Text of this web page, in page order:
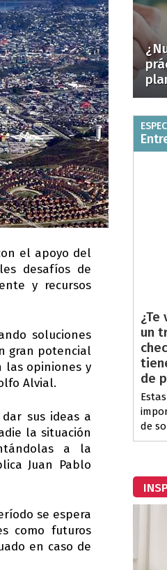
el apoyo del
desafíos de
y recursos
soluciones
gran potencial
las opiniones y
Alvial.
sus ideas a
la situación
a la
Juan Pablo
se espera
como futuros
en caso de
un
de
de